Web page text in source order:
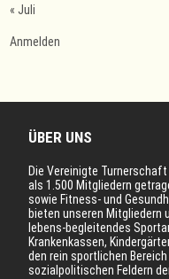
« Juli
Anmelden
ÜBER UNS
Die Vereinigte
als 1.500 Mitgliedern
sowie Fitness- und
bieten unseren Mitgliedern
lebens-begleitendes
Krankenkassen,
den rein sportlichen
sozialpolitischen Feldern